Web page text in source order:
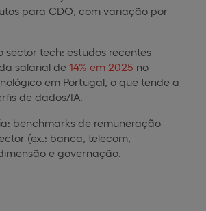
para CDO, com variação por
sector tech: estudos recentes
salarial de 14% em 2025 no
em Portugal, o que tende a
de dados/IA.
benchmarks de remuneração
(ex.: banca, telecom,
e governação.